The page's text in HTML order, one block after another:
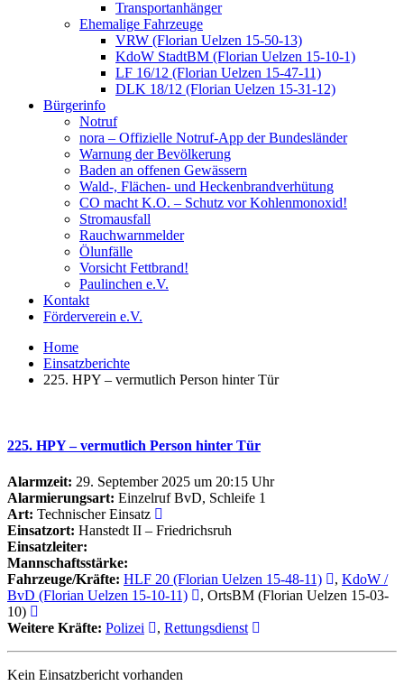
Transportanhänger
Ehemalige Fahrzeuge
VRW (Florian Uelzen 15-50-13)
KdoW StadtBM (Florian Uelzen 15-10-1)
LF 16/12 (Florian Uelzen 15-47-11)
DLK 18/12 (Florian Uelzen 15-31-12)
Bürgerinfo
Notruf
nora – Offizielle Notruf-App der Bundesländer
Warnung der Bevölkerung
Baden an offenen Gewässern
Wald-, Flächen- und Heckenbrandverhütung
CO macht K.O. – Schutz vor Kohlenmonoxid!
Stromausfall
Rauchwarnmelder
Ölunfälle
Vorsicht Fettbrand!
Paulinchen e.V.
Kontakt
Förderverein e.V.
Home
Einsatzberichte
225. HPY – vermutlich Person hinter Tür
225. HPY – vermutlich Person hinter Tür
Alarmzeit: 29. September 2025 um 20:15 Uhr
Alarmierungsart: Einzelruf BvD, Schleife 1
Art: Technischer Einsatz
Einsatzort: Hanstedt II – Friedrichsruh
Einsatzleiter:
Mannschaftsstärke:
Fahrzeuge/Kräfte: HLF 20 (Florian Uelzen 15-48-11) , KdoW /
BvD (Florian Uelzen 15-10-11)
, OrtsBM (Florian Uelzen 15-03-
10)
Weitere Kräfte: Polizei , Rettungsdienst
Kein Einsatzbericht vorhanden